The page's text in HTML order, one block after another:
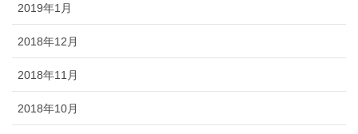
2019年1月
2018年12月
2018年11月
2018年10月